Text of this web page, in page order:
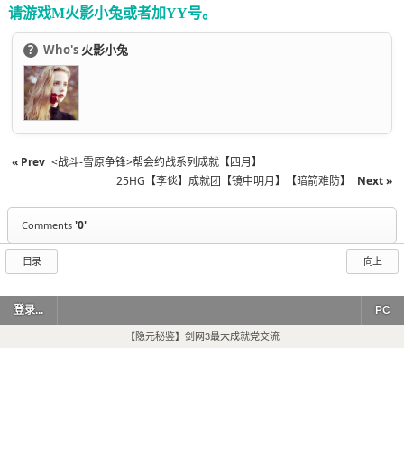
请游戏M火影小兔或者加YY号。
? Who's 火影小兔
« Prev <战斗-雪原争锋>帮会约战系列成就【四月】
25HG【李倓】成就团【镜中明月】【暗箭难防】
Next »
Comments '0'
目录 向上
登录... PC
【隐元秘鉴】剑网3最大成就党交流